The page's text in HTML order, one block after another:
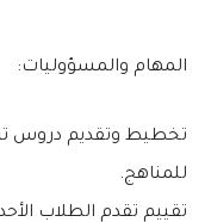
المهام والمسؤوليات:
تخطيط وتقديم دروس
للمناهج.
تقييم تقدم الطلاب